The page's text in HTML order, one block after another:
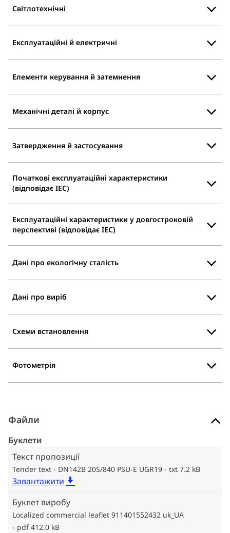
Світлотехнічні
Експлуатаційні й електричні
Елементи керування й затемнення
Механічні деталі й корпус
Затвердження й застосування
Початкові експлуатаційні характеристики
(відповідає IEC)
Експлуатаційні характеристики у довгостроковій
перспективі (відповідає IEC)
Дані про екологічну сталість
Дані про виріб
Схеми встановлення
Фотометрія
Файли
Буклети
Текст пропозиції
Tender text - DN142B 20S/840 PSU-E UGR19 txt 7.2 kB
Завантажити
Буклет виробу
Localized commercial leaflet 911401552432 uk_UA
pdf 412.0 kB